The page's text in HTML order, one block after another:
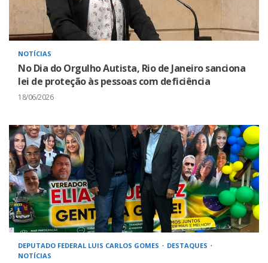
NOTÍCIAS
No Dia do Orgulho Autista, Rio de Janeiro sanciona
lei de proteção às pessoas com deficiência
18/06/2026
DEPUTADO FEDERAL LUIS CARLOS GOMES
DESTAQUES
NOTÍCIAS